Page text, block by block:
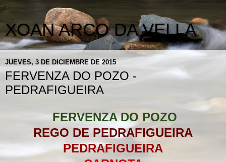
XOAN ARCO DA VELLA
JUEVES, 3 DE DICIEMBRE DE 2015
FERVENZA DO POZO -
PEDRAFIGUEIRA
FERVENZA DO POZO
REGO DE PEDRAFIGUEIRA
PEDRAFIGUEIRA